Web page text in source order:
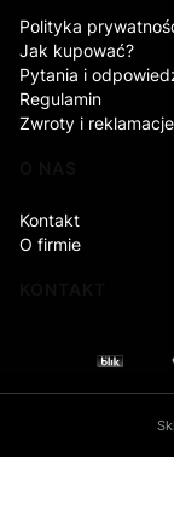
Polityka
Jak kupować?
Pytania i
Regulamin
Zwroty i reklamacje
Kontakt
O firmie